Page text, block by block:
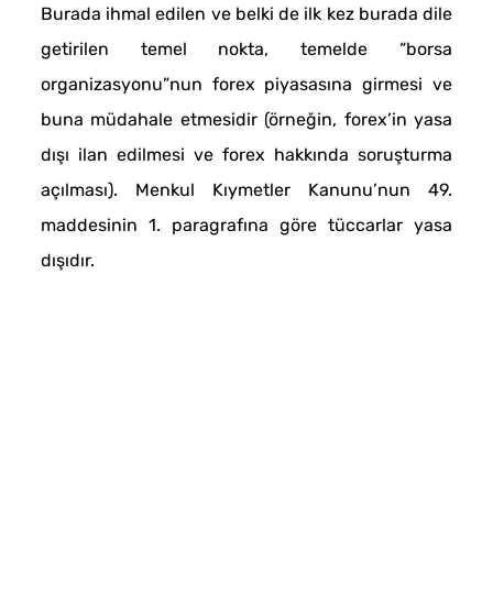
Burada ihmal edilen ve belki de ilk kez burada dile
getirilen temel nokta, temelde “borsa
organizasyonu”nun forex piyasasına girmesi ve
buna müdahale etmesidir (örneğin, forex’in yasa
dışı ilan edilmesi ve forex hakkında soruşturma
açılması). Menkul Kıymetler Kanunu’nun 49.
maddesinin 1. paragrafına göre tüccarlar yasa
dışıdır.